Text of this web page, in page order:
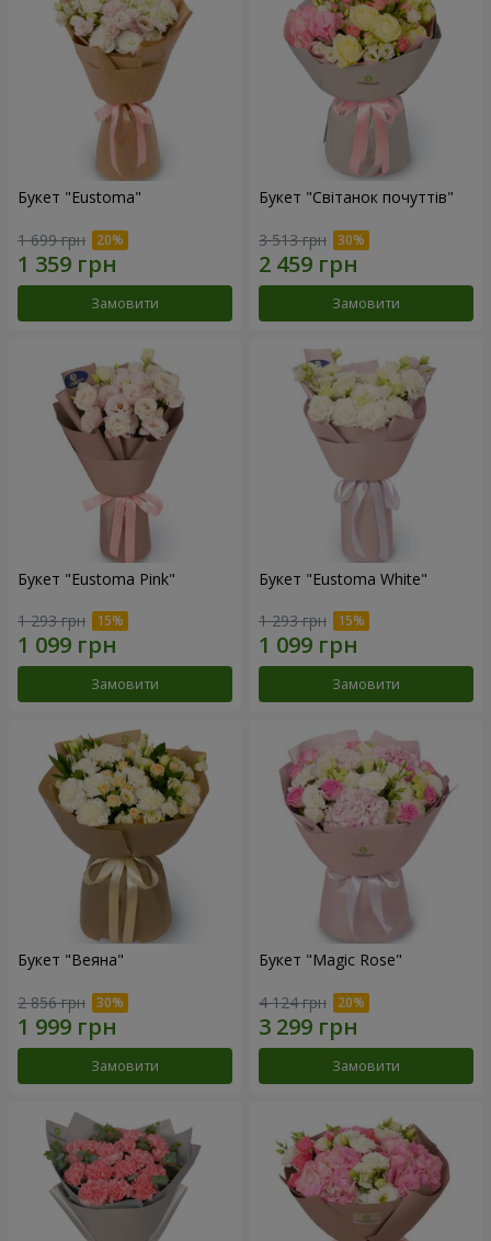
Букет "Eustoma"
1 699 грн
Замовити
Букет "Світанок почуттів"
3 513 грн
Замовити
Букет "Eustoma Pink"
1 293 грн
Замовити
Букет "Eustoma White"
1 293 грн
Замовити
Букет "Веяна"
2 856 грн
Замовити
Букет "Magic Rose"
4 124 грн
Замовити